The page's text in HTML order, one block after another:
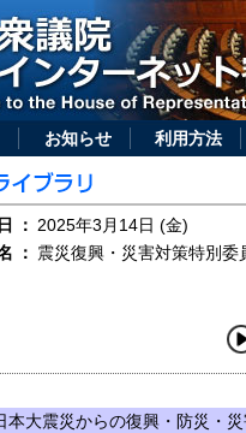
お知らせ 利用方法
： 2025年3月14日 (金)
： 震災復興・災害対策特別委
本大震災からの復興・防災・